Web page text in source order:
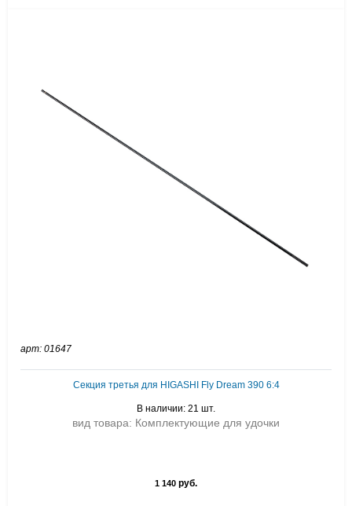
арт: 01647
Секция третья для HIGASHI Fly Dream 390 6:4
В наличии: 21 шт.
вид товара: Комплектующие для удочки
1 140 руб.